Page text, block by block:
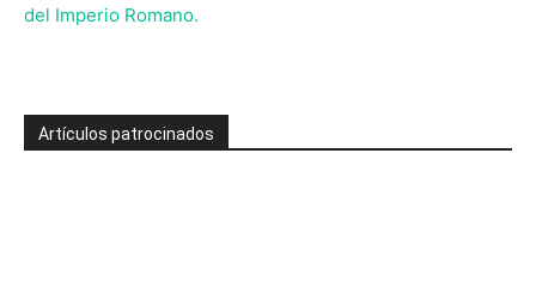
del Imperio Romano.
Artículos patrocinados